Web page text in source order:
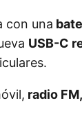
con una
USB-C
radio